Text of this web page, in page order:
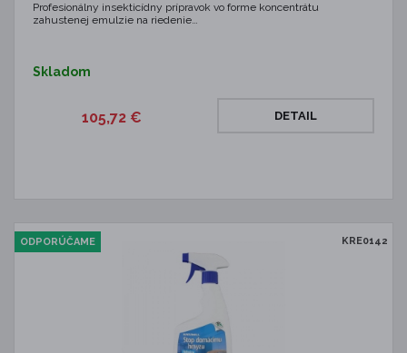
Profesionálny insekticídny prípravok vo forme koncentrátu
zahustenej emulzie na riedenie…
Skladom
105,72 € DETAIL
KRE0142
ODPORÚČAME